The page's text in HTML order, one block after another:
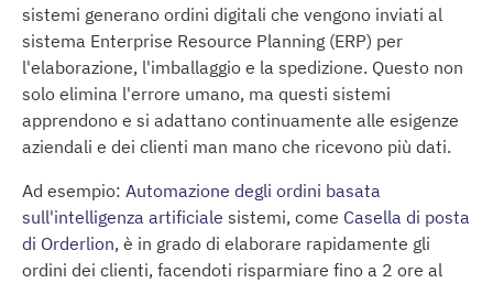
sistemi generano ordini digitali che vengono inviati al
sistema Enterprise Resource Planning (ERP) per
l'elaborazione, l'imballaggio e la spedizione. Questo non
solo elimina l'errore umano, ma questi sistemi
apprendono e si adattano continuamente alle esigenze
aziendali e dei clienti man mano che ricevono più dati.
Ad esempio: Automazione degli ordini basata
sull'intelligenza artificiale sistemi, come Casella di posta
di Orderlion, è in grado di elaborare rapidamente gli
ordini dei clienti, facendoti risparmiare fino a 2 ore al